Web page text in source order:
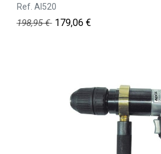
Ref. AI520
198,95€ 179,06 €